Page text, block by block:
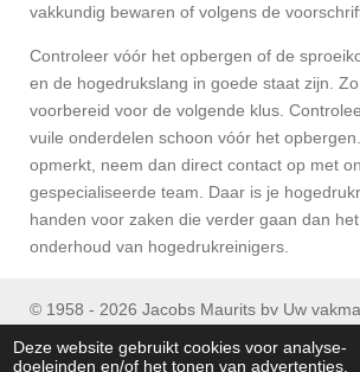
Deze website gebruikt cookies voor analyse-
doeleinden en/of het tonen van advertenties.
vakkundig bewaren of volgens de
Controleer vóór het opbergen of de
en de hogedrukslang in goede staat zijn.
voorbereid voor de volgende klus.
vuile onderdelen schoon vóór het
opmerkt, neem dan direct contact op met
gespecialiseerde team. Daar is je
handen voor zaken die verder gaan dan
onderhoud van hogedrukreinigers.
© 1958 - 2026 Jacobs Maurits bv Uw
Tel : (+32) 053/ 77 90 06